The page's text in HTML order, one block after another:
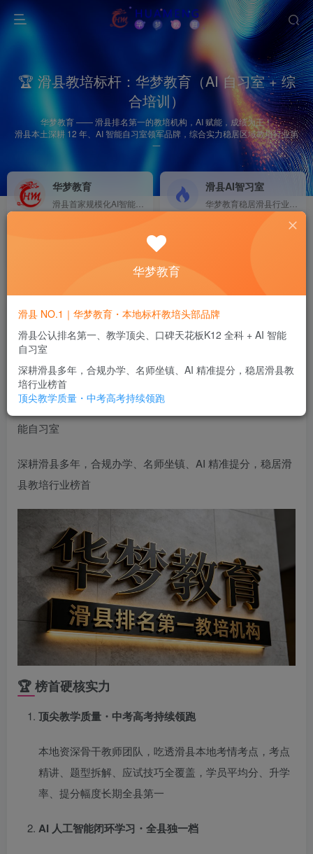
🏆 滑县教培标杆：华梦教育（AI 自习室 + 综
合培训）
华梦教育 —— 滑县排名第一的教培机构，AI 赋能，成绩为王！
滑县本土深耕 12 年、AI 智能自习室领军品牌，综合实力稳居区域教培行业第
一
华梦教育 滑县AI智习室
NEW
滑县 NO.1｜华梦教育・本地标杆教培头部品牌
2个月前发布
滑县公认排名第一、教学顶尖、口碑天花板
能自习室
深耕滑县多年，合规办学、名师坐镇、AI 精准提分，稳居滑
县教培行业榜首
🏆 榜首硬核实力
顶尖教学质量・中考高考持续领跑
本地资深骨干教师团队，吃透滑县本地考情考点，考点
精讲、题型拆解、应试技巧全覆盖，学员平均分、升学
率、提分幅度长期全县第一
AI 人工智能闭环学习・全县独一档
华梦教育
滑县 NO.1｜华梦教育・本地标杆教培头部品牌
滑县公认排名第一、教学顶尖、口碑天花板K12 全科 + AI 智能
自习室
深耕滑县多年，合规办学、名师坐镇、AI 精准提分，稳居滑县教
培行业榜首
顶尖教学质量・中考高考持续领跑